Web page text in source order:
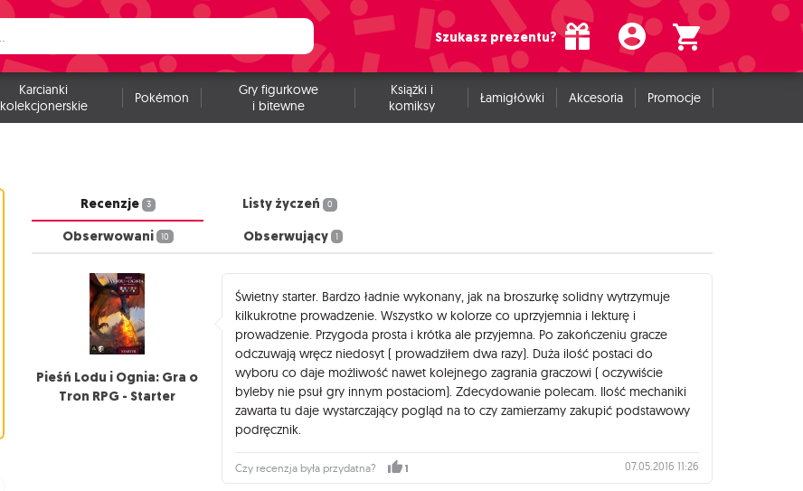
Szukasz prezentu?
Karcianki
kolekcjonerskie
Pokémon
Gry figurkowe
i bitewne
Książki i
komiksy
Łamigłówki Akcesoria Promocje
Recenzje 3 Listy życzeń 0
Obserwowani 10 Obserwujący 1
Pieśń Lodu i Ognia: Gra o
Tron RPG - Starter
Świetny starter. Bardzo ładnie wykonany, jak na broszurkę solidny wytrzymuje
kilkukrotne prowadzenie. Wszystko w kolorze co uprzyjemnia i lekturę i
prowadzenie. Przygoda prosta i krótka ale przyjemna. Po zakończeniu gracze
odczuwają wręcz niedosyt ( prowadziłem dwa razy). Duża ilość postaci do
wyboru co daje możliwość nawet kolejnego zagrania graczowi ( oczywiście
byleby nie psuł gry innym postaciom). Zdecydowanie polecam. Ilość mechaniki
zawarta tu daje wystarczający pogląd na to czy zamierzamy zakupić podstawowy
podręcznik.
Czy recenzja była przydatna? 1 07.05.2016 11:26